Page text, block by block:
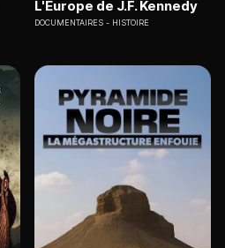
L'Europe de J.F. Kennedy
DOCUMENTAIRES HISTOIRE